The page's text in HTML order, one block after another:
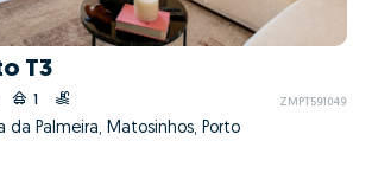
T3
1 ZMPT591049
da Palmeira, Matosinhos, Porto